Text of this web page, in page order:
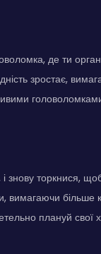
де ти
зростає,
знову торкнися,
вимагаючи більше
плануй свої